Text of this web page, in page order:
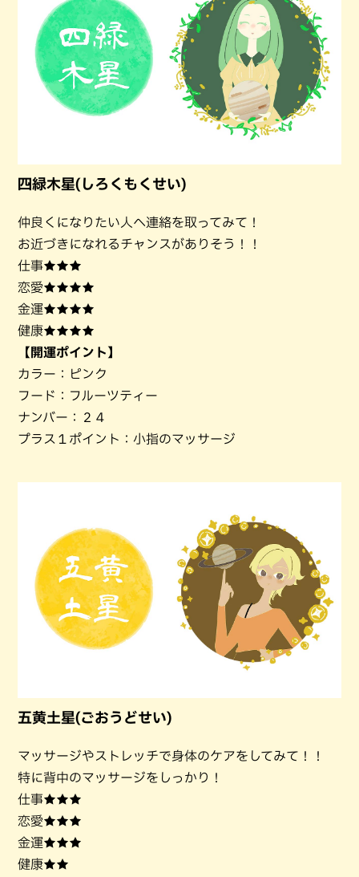
四緑木星(しろくもくせい)
仲良くになりたい人へ連絡を取ってみて！
お近づきになれるチャンスがありそう！！
仕事★★★
恋愛★★★★
金運★★★★
健康★★★★
【開運ポイント】
カラー：ピンク
フード：フルーツティー
ナンバー：２４
プラス１ポイント：小指のマッサージ
五黄土星(ごおうどせい)
マッサージやストレッチで身体のケアをしてみて！！
特に背中のマッサージをしっかり！
仕事★★★
恋愛★★★
金運★★★
健康★★